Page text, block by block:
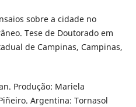
sobre a cidade no
Tese de Doutorado em
de Campinas, Campinas,
Produção: Mariela
Argentina: Tornasol